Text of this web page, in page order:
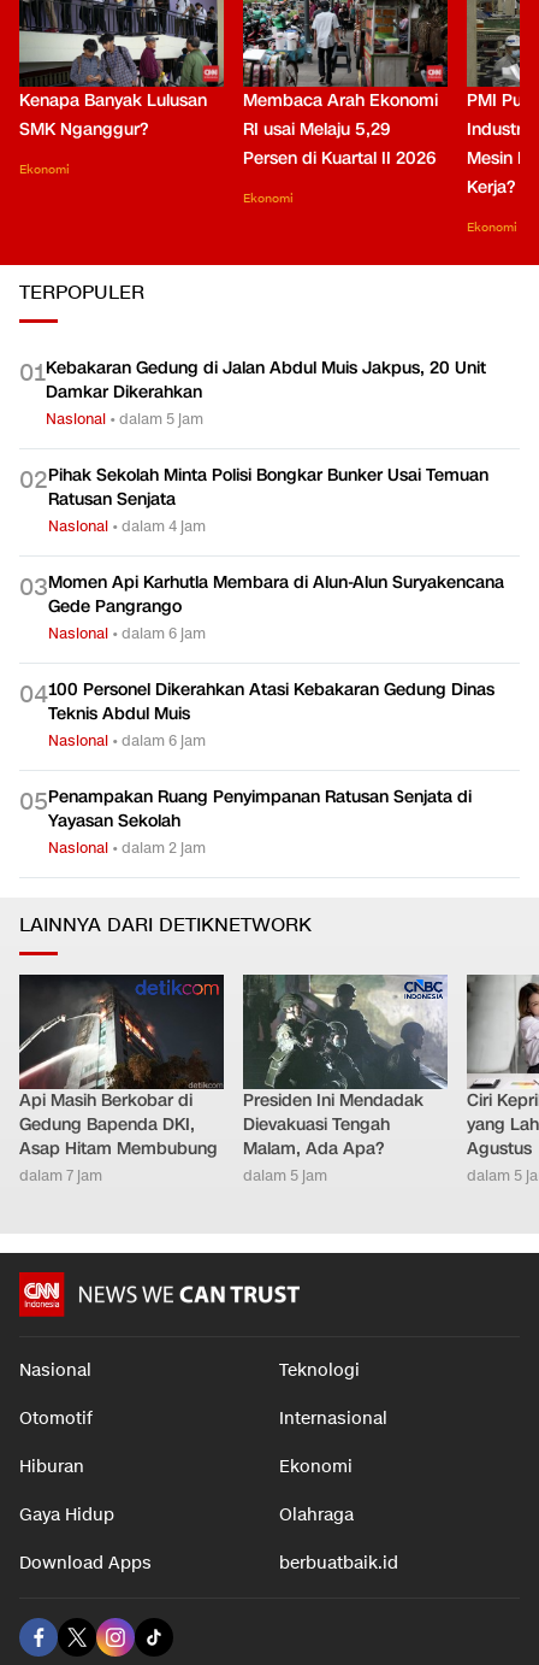
Kenapa Banyak Lulusan
SMK Nganggur?
Ekonomi
Membaca Arah Ekonomi
RI usai Melaju 5,29
Persen di Kuartal II 2026
Ekonomi
PMI
Industri
Mesin
Kerja?
Ekonomi
TERPOPULER
01Kebakaran Gedung di Jalan Abdul Muis Jakpus, 20 Unit
Damkar Dikerahkan
Nasional •dalam 5 jam
02Pihak Sekolah Minta Polisi Bongkar Bunker Usai Temuan
Ratusan Senjata
Nasional •dalam 4 jam
03Momen Api Karhutla Membara di Alun-Alun Suryakencana
Gede Pangrango
Nasional •dalam 6 jam
04100 Personel Dikerahkan Atasi Kebakaran Gedung Dinas
Teknis Abdul Muis
Nasional •dalam 6 jam
05Penampakan Ruang Penyimpanan Ratusan Senjata di
Yayasan Sekolah
Nasional •dalam 2 jam
LAINNYA DARI DETIKNETWORK
Api Masih Berkobar di
Gedung Bapenda DKI,
Asap Hitam Membubung
dalam 7 jam
Presiden Ini Mendadak
Dievakuasi Tengah
Malam, Ada Apa?
dalam 5 jam
Ciri
yang
Agustus
dalam 5
Nasional Teknologi
Otomotif Internasional
Hiburan Ekonomi
Gaya Hidup Olahraga
Download Apps berbuatbaik.id